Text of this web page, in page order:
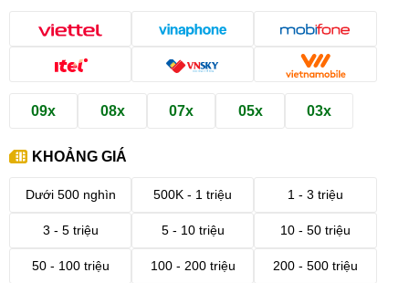
09x 08x 07x 05x 03x
KHOẢNG GIÁ
Dưới 500 nghìn 500K - 1 triệu 1 - 3 triệu
3 - 5 triệu 5 - 10 triệu 10 - 50 triệu
50 - 100 triệu 100 - 200 triệu 200 - 500 triệu